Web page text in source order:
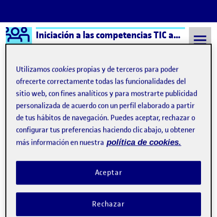
Saltar al contenido
Logo Ágora Iniciación a las competencias TIC aula 7
Semestre 20221 - Aula 7 9 Enero, 2023
9 Enero, 2023
Cierre portfolio personal
Publicado por
Samira Sellak Lafdi
Fecha de publicación
comentario
Buenas tardes, Ahora que estamos finalizando el recorrido de la
asignatura me gustaría compartir las siguientes conclusiones. La
asignatura de TICs ha sido una oportunidad para aprender a
trabajar de manera online con un grupo de personas de manera
Utilizamoscookies propias y de terceros para poder
ofrecerte correctamente todas las funcionalidades del
sitio web, con fines analíticos y para mostrarte publicidad
personalizada de acuerdo con un perfil elaborado a partir
de tus hábitos de navegación. Puedes aceptar, rechazar o
configurar tus preferencias haciendo clic abajo, u obtener
más información en nuestra política de cookies.
Rechazar
Aceptar